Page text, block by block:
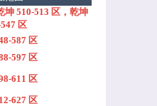
坤 510-513 区，乾坤
区
587 区
597 区
611 区
627 区